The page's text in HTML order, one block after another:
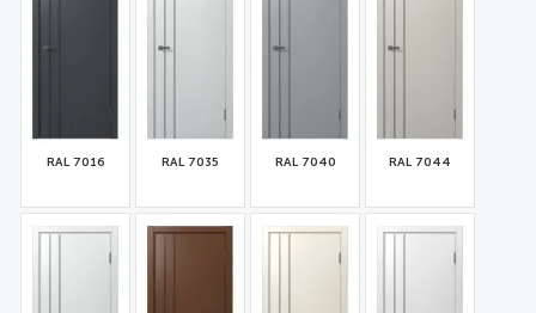
RAL 7016
32305
RAL 7035
32306
RAL 7040
32300
RAL 7044
32307